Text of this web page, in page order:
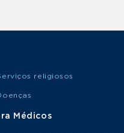
religiosos
Médicos